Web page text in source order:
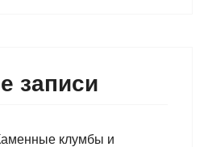
записи
клумбы и